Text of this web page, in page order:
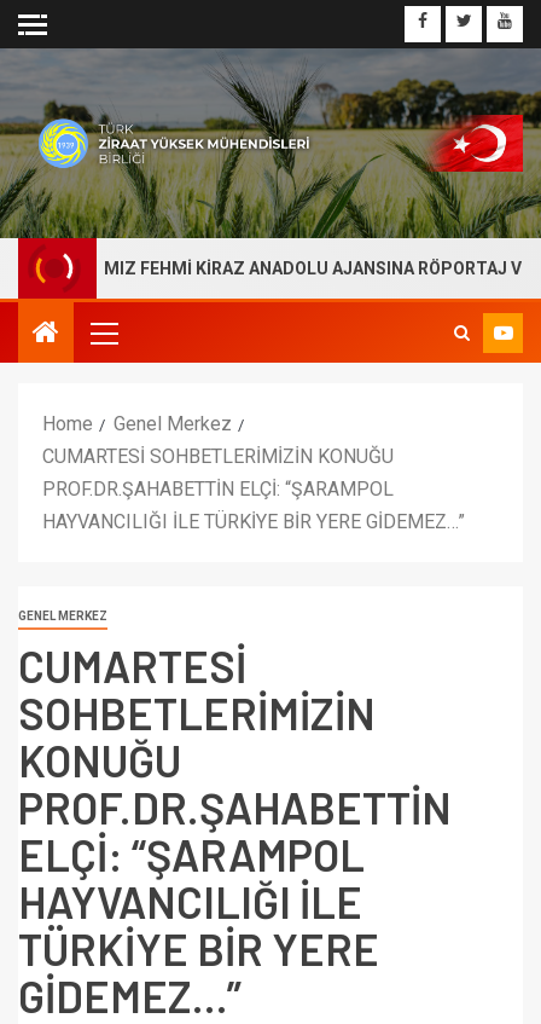
FEHMİ KİRAZ ANADOLU AJANSINA RÖPORTAJ VERDİ
Home
Genel Merkez
CUMARTESİ SOHBETLERİMİZİN KONUĞU
PROF.DR.ŞAHABETTİN ELÇİ: “ŞARAMPOL
HAYVANCILIĞI İLE TÜRKİYE BİR YERE GİDEMEZ…”
GENEL MERKEZ
CUMARTESİ
SOHBETLERİMİZİN
KONUĞU
PROF.DR.ŞAHABETTİN
ELÇİ: “ŞARAMPOL
HAYVANCILIĞI İLE
TÜRKİYE BİR YERE
GİDEMEZ…”